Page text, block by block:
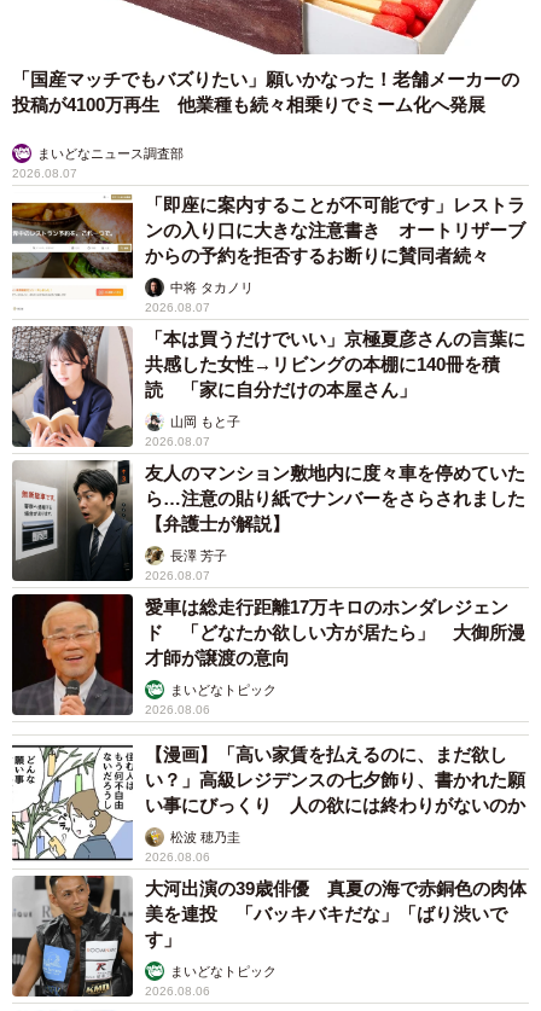
手伝わなあかんと思ったのが、継ごうと思ったきっかけで
優太朗さんは、銀行に2年、上場企業に1年勤務し、2010
年に同社に入社しました。その少しあと、康太朗さんはラ
イフイベントをきっかけに、約6年働いた食品会社を辞めて
京都に戻ります。そして別の会社に就職するつもりで仕事
を探していました。
6/9
ふたりでやる方がプラスになるのではないかと、兄弟経営を決意しまし
「兄弟経営っていうのを銀行時代にすごく見てきて、苦労
されている会社もありました。でもふたりで力を合わせれ
ば、ひとりではできない経営の力を生み出せると思って。
ふたりの特徴が全然違うので、こういう役割で分けたらう
まくいくんじゃないか、逆にふたりでやる方がプラスにな
るんじゃないかと、焼き鳥屋で飲みながら話しました」
（優太朗さん）
2014年、康太朗さんもロマンライフに入社します。一緒
「国産マッチでもバズりたい」願いかなった！老舗メーカーの
投稿が4100万再生 他業種も続々相乗りでミーム化へ発展
まいどなニュース調査部
2026.08.07
「即座に案内することが不可能です」レストラ
ンの入り口に大きな注意書き オートリザーブ
からの予約を拒否するお断りに賛同者続々
中将 タカノリ
2026.08.07
「本は買うだけでいい」京極夏彦さんの言葉に
共感した女性→リビングの本棚に140冊を積
読 「家に自分だけの本屋さん」
山岡 もと子
2026.08.07
友人のマンション敷地内に度々車を停めていた
ら…注意の貼り紙でナンバーをさらされました
【弁護士が解説】
長澤 芳子
2026.08.07
愛車は総走行距離17万キロのホンダレジェン
ド 「どなたか欲しい方が居たら」 大御所漫
才師が譲渡の意向
まいどなトピック
2026.08.06
【漫画】「高い家賃を払えるのに、まだ欲し
い？」高級レジデンスの七夕飾り、書かれた願
い事にびっくり 人の欲には終わりがないのか
松波 穂乃圭
2026.08.06
大河出演の39歳俳優 真夏の海で赤銅色の肉体
美を連投 「バッキバキだな」「ばり渋いで
す」
まいどなトピック
2026.08.06